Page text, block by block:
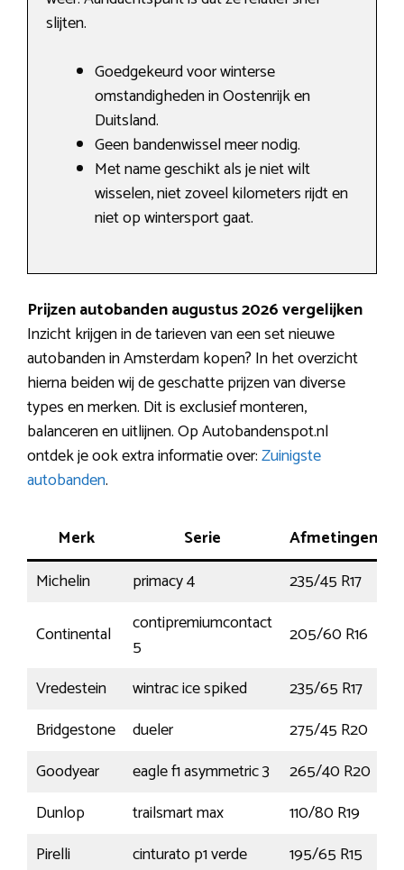
slijten.
Goedgekeurd voor winterse
omstandigheden in Oostenrijk en
Duitsland.
Geen bandenwissel meer nodig.
Met name geschikt als je niet wilt
wisselen, niet zoveel kilometers rijdt en
niet op wintersport gaat.
Prijzen autobanden augustus 2026 vergelijken
Inzicht krijgen in de tarieven van een set nieuwe
autobanden in Amsterdam kopen? In het overzicht
hierna beiden wij de geschatte prijzen van diverse
types en merken. Dit is exclusief monteren,
balanceren en uitlijnen. Op Autobandenspot.nl
ontdek je ook extra informatie over:Zuinigste
autobanden.
Merk Serie Afmetingen
Michelin
primacy 4 235/45 R17
Continental
contipremiumcontact
5
205/60 R16
Vredestein
wintrac ice spiked 235/65 R17
Bridgestone
dueler 275/45 R20
Goodyear
eagle f1 asymmetric 3 265/40 R20
Dunlop
trailsmart max 110/80 R19
Pirelli
cinturato p1 verde 195/65 R15